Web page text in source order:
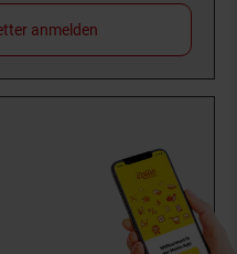
anmelden